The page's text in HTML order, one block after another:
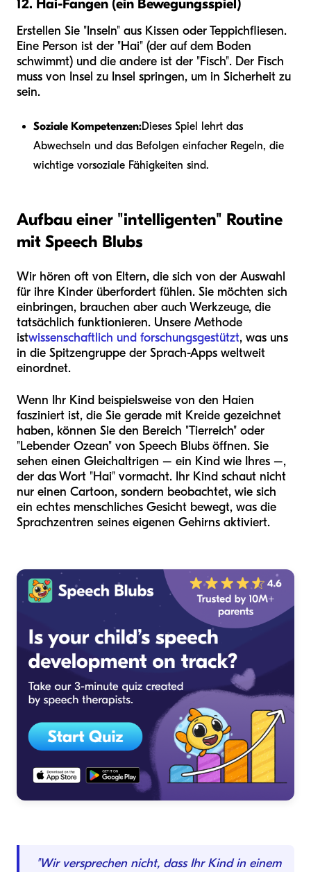
12. Hai-Fangen (ein Bewegungsspiel)
Erstellen Sie "Inseln" aus Kissen oder Teppichfliesen.
Eine Person ist der "Hai" (der auf dem Boden
schwimmt) und die andere ist der "Fisch". Der Fisch
muss von Insel zu Insel springen, um in Sicherheit zu
sein.
Soziale Kompetenzen:Dieses Spiel lehrt das
Abwechseln und das Befolgen einfacher Regeln, die
wichtige vorsoziale Fähigkeiten sind.
Aufbau einer "intelligenten" Routine
mit Speech Blubs
Wir hören oft von Eltern, die sich von der Auswahl
für ihre Kinder überfordert fühlen. Sie möchten sich
einbringen, brauchen aber auch Werkzeuge, die
tatsächlich funktionieren. Unsere Methode
istwissenschaftlich und forschungsgestützt, was uns
in die Spitzengruppe der Sprach-Apps weltweit
einordnet.
Wenn Ihr Kind beispielsweise von den Haien
fasziniert ist, die Sie gerade mit Kreide gezeichnet
haben, können Sie den Bereich "Tierreich" oder
"Lebender Ozean" von Speech Blubs öffnen. Sie
sehen einen Gleichaltrigen – ein Kind wie Ihres –,
der das Wort "Hai" vormacht. Ihr Kind schaut nicht
nur einen Cartoon, sondern beobachtet, wie sich
ein echtes menschliches Gesicht bewegt, was die
Sprachzentren seines eigenen Gehirns aktiviert.
"Wir versprechen nicht, dass Ihr Kind in einem